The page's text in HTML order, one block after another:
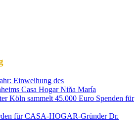
Einweihung des
Casa Hogar Niña María
Köln sammelt 45.000 Euro Spenden für
für CASA-HOGAR-Gründer Dr.